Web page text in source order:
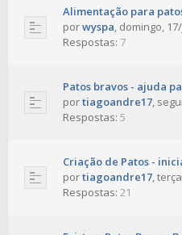
Alimentação para
porwyspa, domingo,
Respostas: 7
Patos bravos - ajuda
portiagoandre17,
Respostas: 5
Criação de Patos -
portiagoandre17,
Respostas: 21